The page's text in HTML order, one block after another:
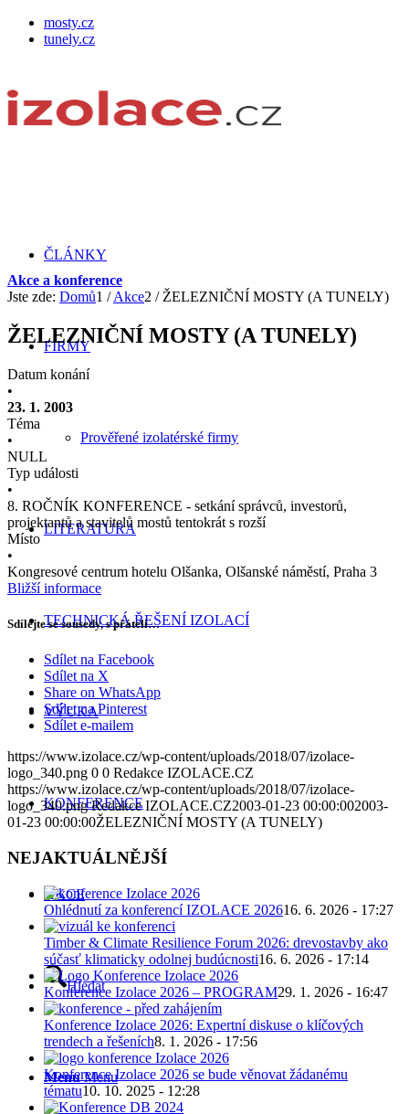
mosty.cz
tunely.cz
ČLÁNKY
FIRMY
Prověřené izolatérské firmy
LITERATURA
TECHNICKÁ ŘEŠENÍ IZOLACÍ
VÝUKA
KONFERENCE
AKCE
Hledat
Menu Menu
Akce a konference
Jste zde: Domů1 / Akce2 / ŽELEZNIČNÍ MOSTY (A TUNELY)
ŽELEZNIČNÍ MOSTY (A TUNELY)
Datum konání
•
23. 1. 2003
Téma
•
NULL
Typ události
•
8. ROČNÍK KONFERENCE - setkání správců, investorů,
projektantů a stavitelů mostů tentokrát s rozší
Místo
•
Kongresové centrum hotelu Olšanka, Olšanské náměstí, Praha 3
Bližší informace
Sdílejte se sousedy, s přáteli…
Sdílet na Facebook
Sdílet na X
Share on WhatsApp
Sdílet na Pinterest
Sdílet e-mailem
https://www.izolace.cz/wp-content/uploads/2018/07/izolace-
logo_340.png 0 0 Redakce IZOLACE.CZ
https://www.izolace.cz/wp-content/uploads/2018/07/izolace-
logo_340.png Redakce IZOLACE.CZ2003-01-23 00:00:002003-
01-23 00:00:00ŽELEZNIČNÍ MOSTY (A TUNELY)
NEJAKTUÁLNĚJŠÍ
Ohlédnutí za konferencí IZOLACE 202616. 6. 2026 - 17:27
Timber & Climate Resilience Forum 2026: drevostavby ako
súčasť klimaticky odolnej budúcnosti16. 6. 2026 - 17:14
Konference Izolace 2026 – PROGRAM29. 1. 2026 - 16:47
Konference Izolace 2026: Expertní diskuse o klíčových
trendech a řešeních8. 1. 2026 - 17:56
Konference Izolace 2026 se bude věnovat žádanému
tématu10. 10. 2025 - 12:28